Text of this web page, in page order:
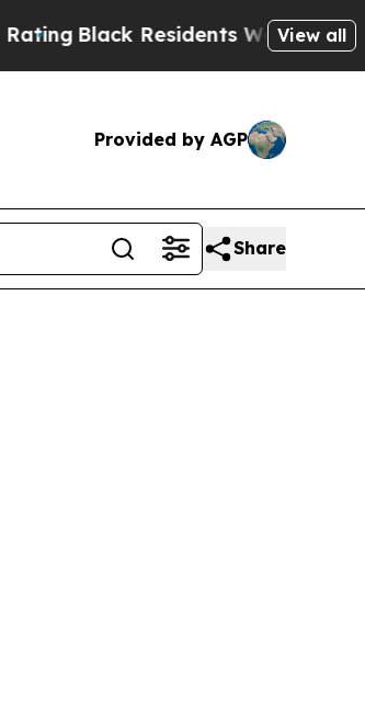
Black Residents Warned ofView all
Provided by AGP
Share